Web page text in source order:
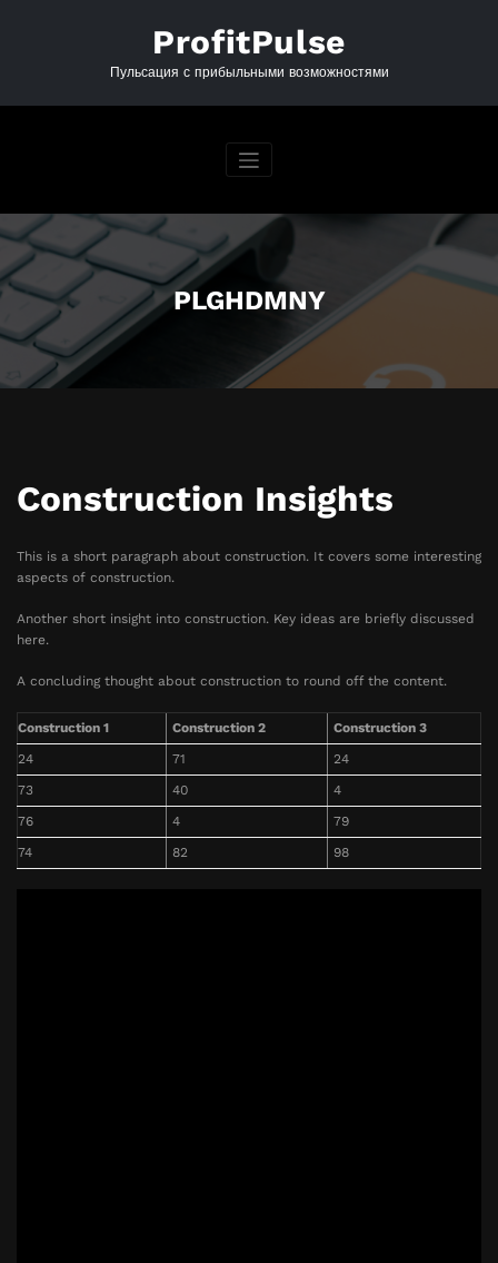
ProfitPulse
Пульсация с прибыльными возможностями
PLGHDMNY
Construction Insights
This is a short paragraph about construction. It covers some interesting
aspects of construction.
Another short insight into construction. Key ideas are briefly discussed
here.
A concluding thought about construction to round off the content.
Construction 1 Construction 2
Construction 3
24
71
24
73
40
4
76
4
79
74
82 98